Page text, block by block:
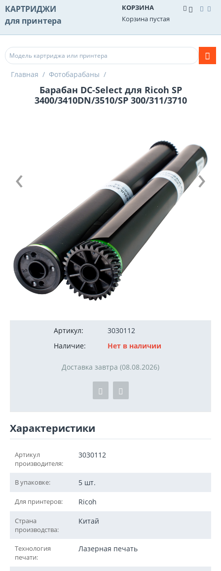
КАРТРИДЖИ
для принтера
КОРЗИНА
Корзина пустая
Главная / Фотобарабаны /
Барабан DC-Select для Ricoh SP
3400/3410DN/3510/SP 300/311/3710
500руб.
Артикул:
3030112
Наличие:
Нет в наличии
Доставка завтра (08.08.2026)
Характеристики
Артикул
производителя:
3030112
В упаковке: 5 шт.
Для принтеров: Ricoh
Страна
производства:
Китай
Технология
печати:
Лазерная печать